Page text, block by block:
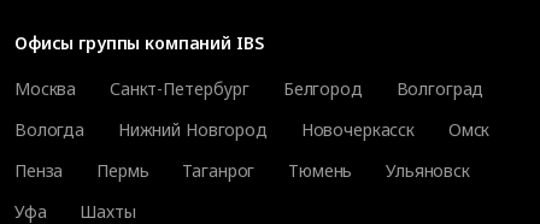
Офисы группы компаний IBS
Москва
Санкт-Петербург Белгород
Волгоград
Вологда
Нижний Новгород Новочеркасск
Омск
Пенза
Пермь Таганрог Тюмень
Ульяновск
Уфа
Шахты